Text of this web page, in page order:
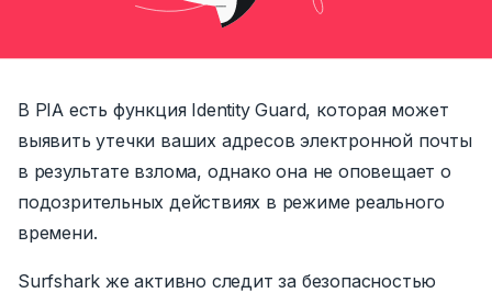
В PIA есть функция Identity Guard, которая может
выявить утечки ваших адресов электронной почты
в результате взлома, однако она не оповещает о
подозрительных действиях в режиме реального
времени.
Surfshark же активно следит за безопасностью